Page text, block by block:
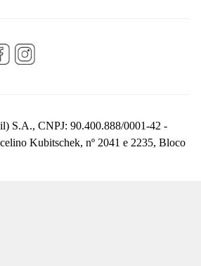
S.A., CNPJ: 90.400.888/0001-42 -
Kubitschek, nº 2041 e 2235, Bloco